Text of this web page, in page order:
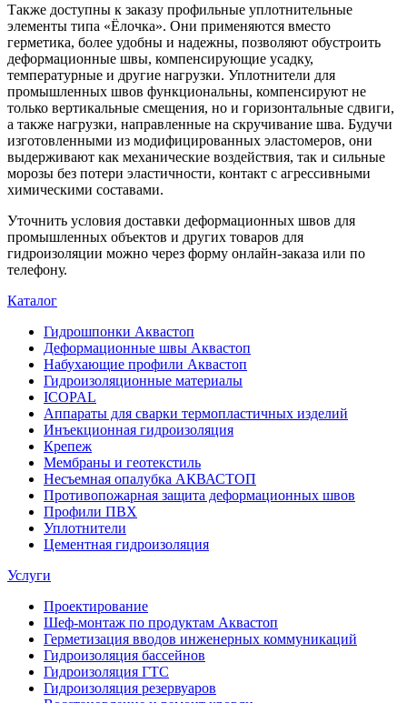
Также доступны к заказу профильные уплотнительные
элементы типа «Ёлочка». Они применяются вместо
герметика, более удобны и надежны, позволяют обустроить
деформационные швы, компенсирующие усадку,
температурные и другие нагрузки. Уплотнители для
промышленных швов функциональны, компенсируют не
только вертикальные смещения, но и горизонтальные сдвиги,
а также нагрузки, направленные на скручивание шва. Будучи
изготовленными из модифицированных эластомеров, они
выдерживают как механические воздействия, так и сильные
морозы без потери эластичности, контакт с агрессивными
химическими составами.
Уточнить условия доставки деформационных швов для
промышленных объектов и других товаров для
гидроизоляции можно через форму онлайн-заказа или по
телефону.
Каталог
Гидрошпонки Аквастоп
Деформационные швы Аквастоп
Набухающие профили Аквастоп
Гидроизоляционные материалы
ICOPAL
Аппараты для сварки термопластичных изделий
Инъекционная гидроизоляция
Крепеж
Мембраны и геотекстиль
Несъемная опалубка АКВАСТОП
Противопожарная защита деформационных швов
Профили ПВХ
Уплотнители
Цементная гидроизоляция
Услуги
Проектирование
Шеф-монтаж по продуктам Аквастоп
Герметизация вводов инженерных коммуникаций
Гидроизоляция бассейнов
Гидроизоляция ГТС
Гидроизоляция резервуаров